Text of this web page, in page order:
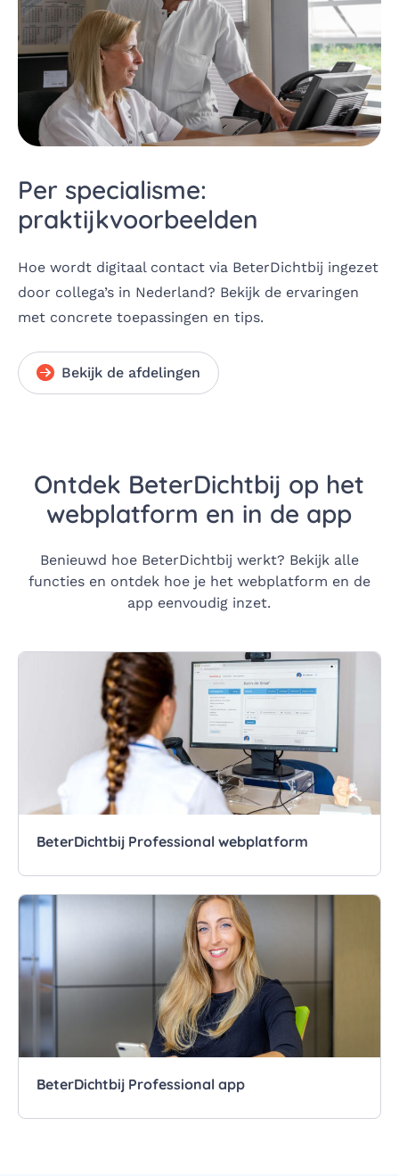
Per specialisme:
praktijkvoorbeelden
Hoe wordt digitaal contact via BeterDichtbij ingezet
door collega’s in Nederland? Bekijk de ervaringen
met concrete toepassingen en tips.
Bekijk de afdelingen
Ontdek BeterDichtbij op het
webplatform en in de app
Benieuwd hoe BeterDichtbij werkt? Bekijk alle
functies en ontdek hoe je het webplatform en de
app eenvoudig inzet.
BeterDichtbij Professional webplatform
BeterDichtbij Professional app